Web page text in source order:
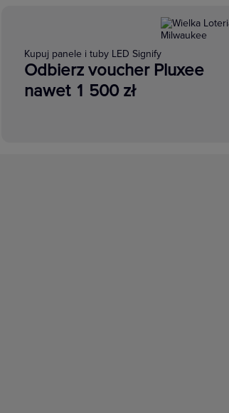
Kupuj panele i tuby LED Signify
Odbierz voucher Pluxee
nawet 1 500 zł